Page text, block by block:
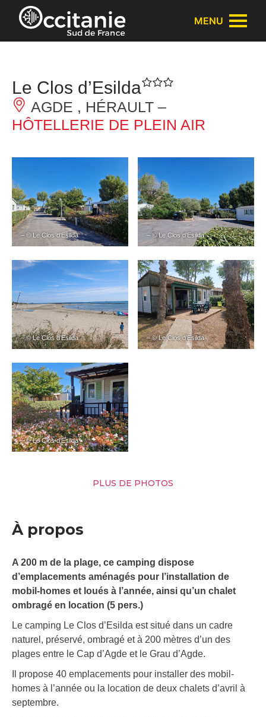
Panneau de gestion des cookies
MENU
Le Clos d’Esilda
AGDE , HÉRAULT –
HÔTELLERIE DE PLEIN AIR
– © Le Clos d’Esilda – © Le Clos d’Esilda
– © Le Clos d’Esilda – © Le Clos d’Esilda
– © Le Clos d’Esilda
PLUS DE PHOTOS
À propos
A 200 m de la plage, ce camping dispose
d’emplacements aménagés pour l’installation de
mobil-homes et loués à l’année, ainsi qu’un chalet
ombragé en location (5 pers.)
Le camping Le Clos d’Esilda est situé dans un cadre
naturel, préservé, ombragé et à 200 mètres d’un des
plages entre le Cap d’Agde et le Grau d’Agde.
Il propose 40 emplacements pour installer des mobil-
homes à l’année ou la location de deux chalets d’avril à
septembre.